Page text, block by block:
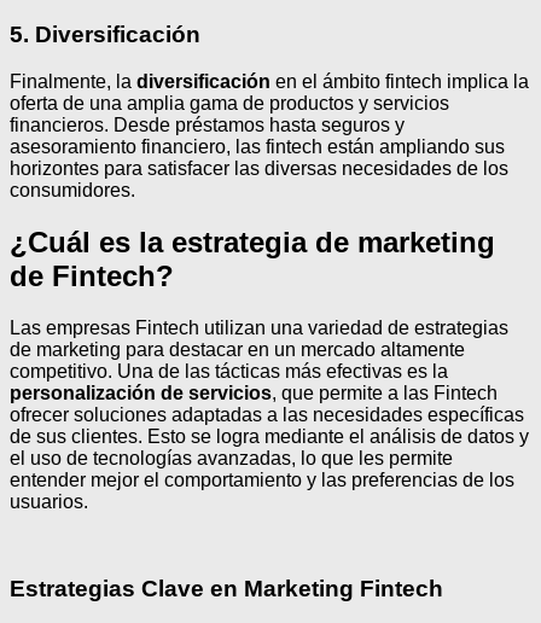
5. Diversificación
Finalmente, la diversificación en el ámbito fintech implica la
oferta de una amplia gama de productos y servicios
financieros. Desde préstamos hasta seguros y
asesoramiento financiero, las fintech están ampliando sus
horizontes para satisfacer las diversas necesidades de los
consumidores.
¿Cuál es la estrategia de marketing
de Fintech?
Las empresas Fintech utilizan una variedad de estrategias
de marketing para destacar en un mercado altamente
competitivo. Una de las tácticas más efectivas es la
personalización de servicios, que permite a las Fintech
ofrecer soluciones adaptadas a las necesidades específicas
de sus clientes. Esto se logra mediante el análisis de datos y
el uso de tecnologías avanzadas, lo que les permite
entender mejor el comportamiento y las preferencias de los
usuarios.
Estrategias Clave en Marketing Fintech